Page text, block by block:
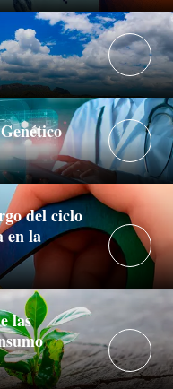
del ciclo
en la
las